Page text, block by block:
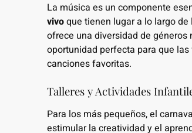
La música es un componente
vivoque tienen lugar a lo largo
ofrece una diversidad de
oportunidad perfecta para que
canciones favoritas.
Talleres y Actividades
Para los más pequeños, el
estimular la creatividad y el